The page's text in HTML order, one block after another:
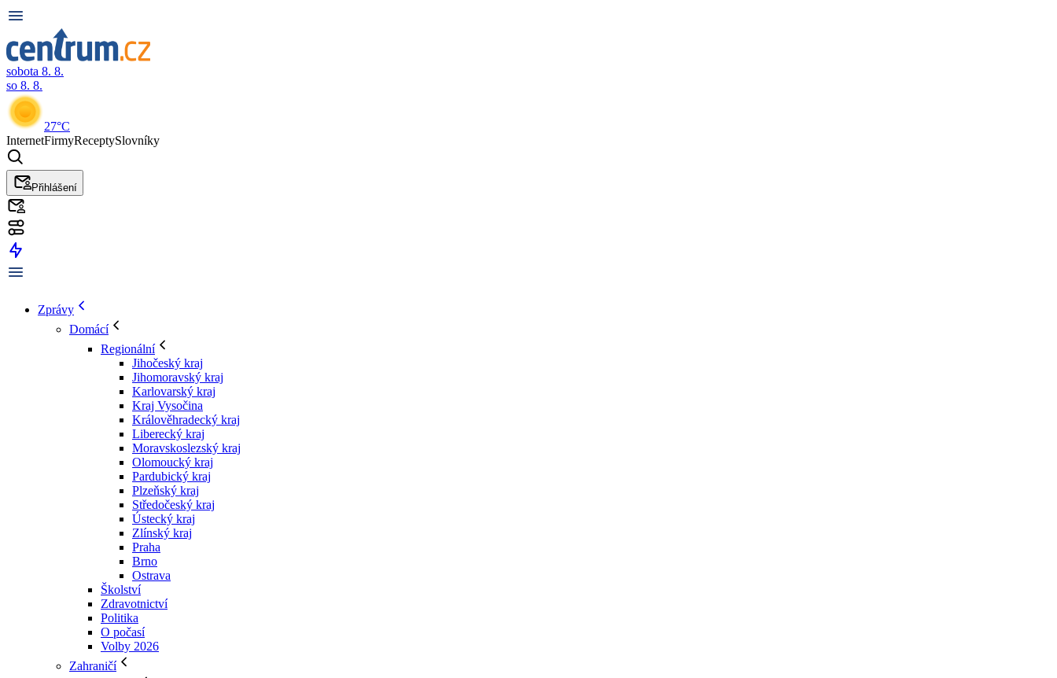
sobota 8. 8.
so 8. 8.
27°C
InternetFirmyReceptySlovníky
Přihlášení
Zprávy
Domácí
Regionální
Jihočeský kraj
Jihomoravský kraj
Karlovarský kraj
Kraj Vysočina
Králověhradecký kraj
Liberecký kraj
Moravskoslezský kraj
Olomoucký kraj
Pardubický kraj
Plzeňský kraj
Středočeský kraj
Ústecký kraj
Zlínský kraj
Praha
Brno
Ostrava
Školství
Zdravotnictví
Politika
O počasí
Volby 2026
Zahraničí